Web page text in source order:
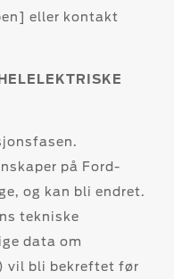
eller kontakt
på Ford-
og kan bli endret.
tekniske
data om
vil bli bekreftet før